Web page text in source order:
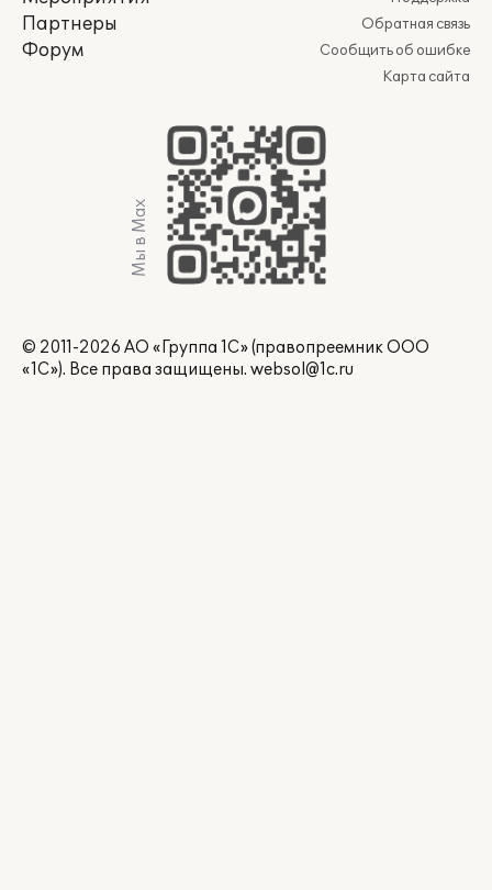
Партнеры
Форум
Обратная связь
Сообщить об ошибке
Карта сайта
Мы в Max
© 2011-2026 АО «Группа 1С» (правопреемник ООО
«1С»). Все права защищены. websol@1c.ru